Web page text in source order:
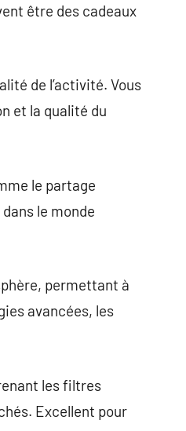
être des cadeaux
de l’activité. Vous
et la qualité du
le partage
le monde
permettant à
avancées, les
les filtres
Excellent pour